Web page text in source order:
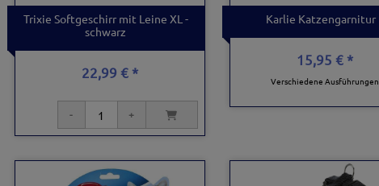
Trixie Softgeschirr mit Leine XL -
schwarz
22,99 € *
Karlie Katzengarnitur
15,95 € *
Verschiedene Ausführungen